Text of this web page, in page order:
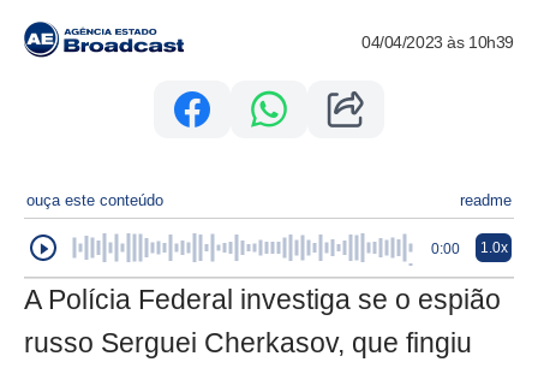
04/04/2023 às 10h39
ouça este conteúdo readme
0:00 1.0x
A Polícia Federal investiga se o espião
russo Serguei Cherkasov, que fingiu